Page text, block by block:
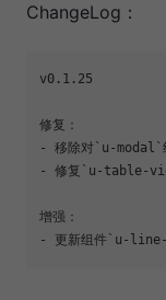
ChangeLog：
v0.1.25
修复：
- 移除对`u-modal`
- 修复`u-table-
增强：
- 更新组件`u-line-